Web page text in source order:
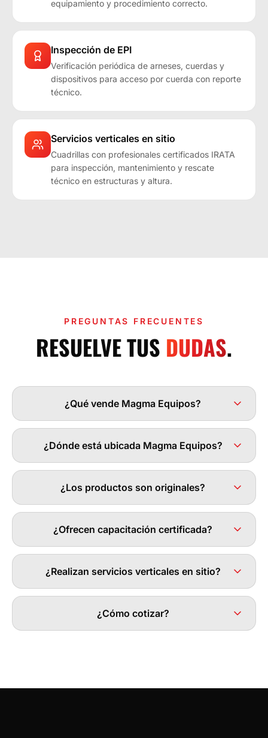
equipamiento y procedimiento correcto.
Inspección de EPI
Verificación periódica de arneses, cuerdas y
dispositivos para acceso por cuerda con reporte
técnico.
Servicios verticales en sitio
Cuadrillas con profesionales certificados IRATA
para inspección, mantenimiento y rescate
técnico en estructuras y altura.
PREGUNTAS FRECUENTES
RESUELVE TUS DUDAS.
¿Qué vende Magma Equipos?
¿Dónde está ubicada Magma Equipos?
¿Los productos son originales?
¿Ofrecen capacitación certificada?
¿Realizan servicios verticales en sitio?
¿Cómo cotizar?